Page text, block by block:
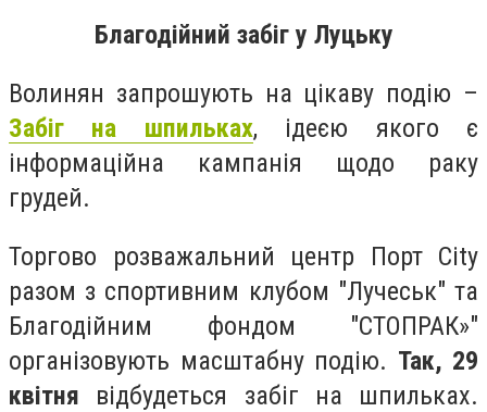
Благодійний забіг у Луцьку
Волинян запрошують на цікаву подію –
Забіг на шпильках, ідеєю якого є
інформаційна кампанія щодо раку
грудей.
Торгово розважальний центр Порт City
разом з спортивним клубом "Лучеськ" та
Благодійним фондом "СТОПРАК»"
організовують масштабну подію. Так, 29
квітня відбудеться забіг на шпильках.